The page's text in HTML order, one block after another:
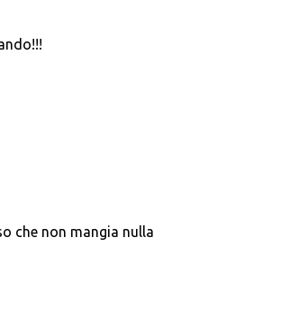
che non mangia nulla